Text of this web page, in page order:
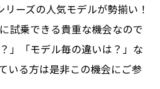
ーズの人気モデルが勢揃い！
試乗できる貴重な機会なので
」「モデル毎の違いは？」な
いる方は是非この機会にご参